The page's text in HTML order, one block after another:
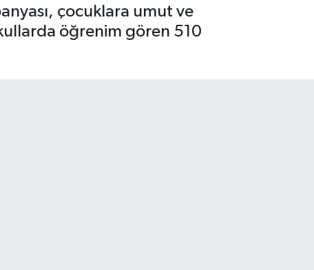
çocuklara umut ve
öğrenim gören 510